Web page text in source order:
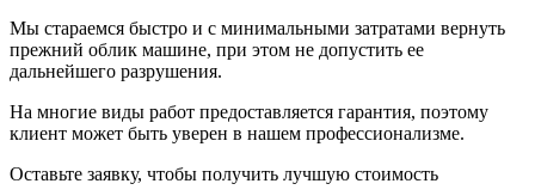
Мы стараемся быстро и с минимальными затратами вернуть
прежний облик машине, при этом не допустить ее
дальнейшего разрушения.
На многие виды работ предоставляется гарантия, поэтому
клиент может быть уверен в нашем профессионализме.
Оставьте заявку, чтобы получить лучшую стоимость